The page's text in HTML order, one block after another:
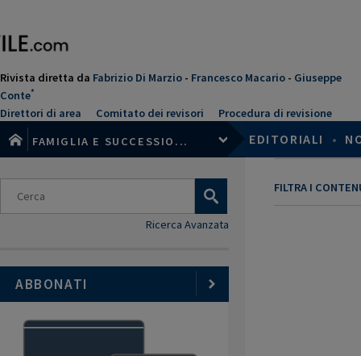
contenuto
Rivista diretta da Fabrizio Di Marzio - Francesco Macario - Giuseppe
Conte*
Direttori di area Comitato dei revisori
Procedura di revisione
FAMIGLIA E SUCCESSIO...
EDITORIALI •
FILTRA I
Ricerca Avanzata
ABBONATI